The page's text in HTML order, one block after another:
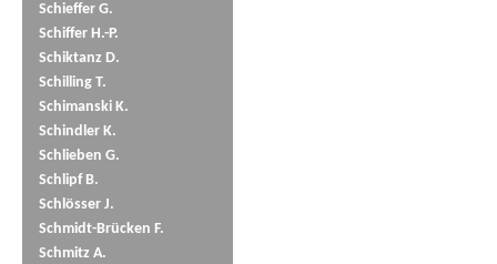
Schieffer G.
Schiffer H.-P.
Schiktanz D.
Schilling T.
Schimanski K.
Schindler K.
Schlieben G.
Schlipf B.
Schlösser J.
Schmidt-Brücken F.
Schmitz A.